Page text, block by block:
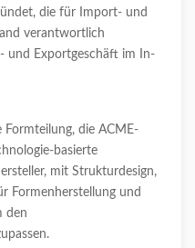
die für Import- und
verantwortlich
und Exportgeschäft im In-
Formteilung, die ACME-
basierte
mit Strukturdesign,
Formenherstellung und
den